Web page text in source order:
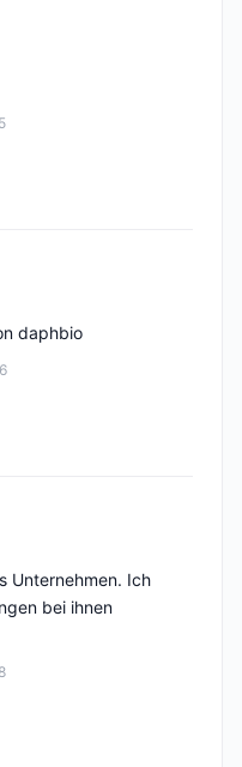
daphbio
Unternehmen. Ich
bei ihnen